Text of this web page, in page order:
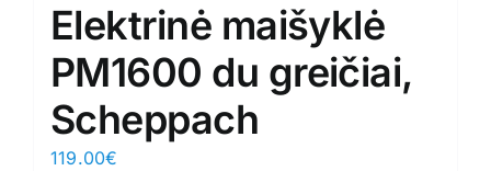
Elektrinė maišyklė
PM1600 du greičiai,
Scheppach
119.00€